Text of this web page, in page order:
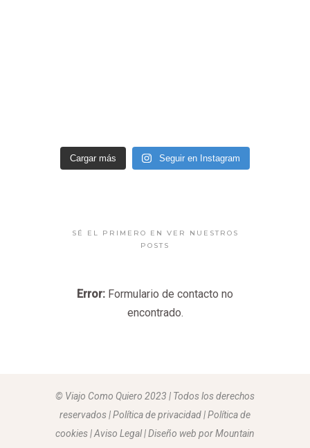
Cargar más Seguir en Instagram
SÉ EL PRIMERO EN VER NUESTROS
POSTS
Error: Formulario de contacto no
encontrado.
© Viajo Como Quiero 2023 | Todos los derechos
reservados | Política de privacidad | Política de
cookies | Aviso Legal |Diseño web por Mountain